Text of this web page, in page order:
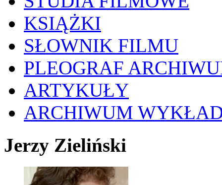
KSIĄŻKI
SŁOWNIK FILMU
PLEOGRAF
ARTYKUŁY
ARCHIWUM
Jerzy Zieliński